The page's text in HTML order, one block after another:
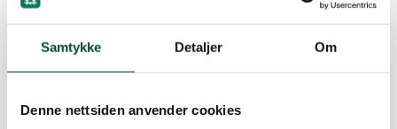
Samtykke Detaljer Om
Denne nettsiden anvender cookies